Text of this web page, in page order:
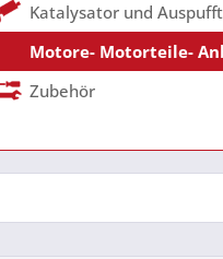
Katalysator und
Motore- Motorteile-
Zubehör